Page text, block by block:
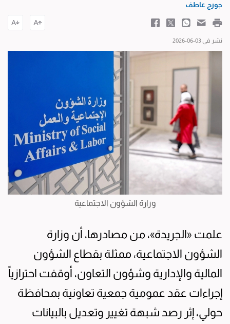
جورج عاطف
نشر في 03-06-2026
وزارة الشؤون الاجتماعية
علمت «الجريدة»، من مصادرها، أن وزارة
الشؤون الاجتماعية، ممثلة بقطاع الشؤون
المالية والإدارية وشؤون التعاون، أوقفت احترازياً
إجراءات عقد عمومية جمعية تعاونية بمحافظة
حولي، إثر رصد شبهة تغيير وتعديل بالبيانات